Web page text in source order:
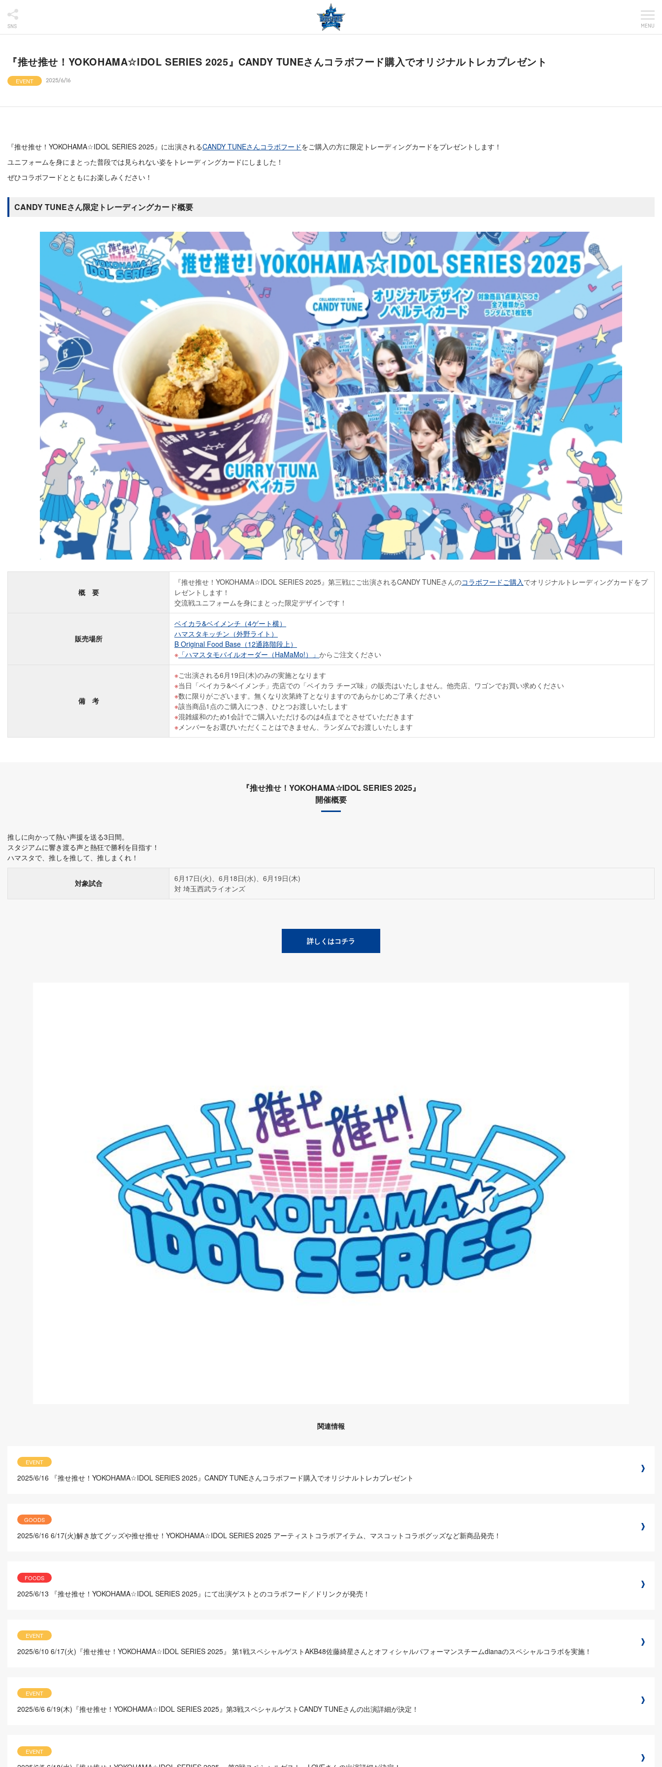
SNS MENU
『推せ推せ！YOKOHAMA☆IDOL SERIES 2025』CANDY TUNEさんコラボフード購入でオリジナルトレカプレゼント
EVENT 2025/6/16
『推せ推せ！YOKOHAMA☆IDOL SERIES 2025』に出演されるCANDY TUNEさんコラボフードをご購入の方に限定トレーディングカードをプレゼントします！
ユニフォームを身にまとった普段では見られない姿をトレーディングカードにしました！
ぜひコラボフードとともにお楽しみください！
CANDY TUNEさん限定トレーディングカード概要
概 要
『推せ推せ！YOKOHAMA☆IDOL SERIES 2025』第三戦にご出演されるCANDY TUNEさんのコラボフードご購入 でオリジナルトレーディングカードをプ
レゼントします！
交流戦ユニフォームを身にまとった限定デザインです！
販売場所
ベイカラ&ベイメンチ（4ゲート横）
ハマスタキッチン（外野ライト）
B Original Food Base（12通路階段上）
「ハマスタモバイルオーダー（HaMaMo!）」 からご注文ください
備 考
ご出演される6月19日(木)のみの実施となります
当日「ベイカラ&ベイメンチ」売店での「ベイカラ チーズ味」の販売はいたしません。他売店、ワゴンでお買い求めください
数に限りがございます。無くなり次第終了となりますのであらかじめご了承ください
該当商品1点のご購入につき、ひとつお渡しいたします
混雑緩和のため1会計でご購入いただけるのは4点までとさせていただきます
メンバーをお選びいただくことはできません、ランダムでお渡しいたします
『推せ推せ！YOKOHAMA☆IDOL SERIES 2025』
開催概要
推しに向かって熱い声援を送る3日間。
スタジアムに響き渡る声と熱狂で勝利を目指す！
ハマスタで、推しを推して、推しまくれ！
対象試合
6月17日(火)、6月18日(水)、6月19日(木)
対 埼玉西武ライオンズ
詳しくはコチラ
関連情報
EVENT
2025/6/16 『推せ推せ！YOKOHAMA☆IDOL SERIES 2025』CANDY TUNEさんコラボフード購入でオリジナルトレカプレゼント
GOODS
2025/6/16 6/17(火)解き放てグッズや推せ推せ！YOKOHAMA☆IDOL SERIES 2025 アーティストコラボアイテム、マスコットコラボグッズなど新商品発売！
FOODS
2025/6/13 『推せ推せ！YOKOHAMA☆IDOL SERIES 2025』にて出演ゲストとのコラボフード／ドリンクが発売！
EVENT
2025/6/10 6/17(火)『推せ推せ！YOKOHAMA☆IDOL SERIES 2025』 第1戦スペシャルゲストAKB48佐藤綺星さんとオフィシャルパフォーマンスチームdianaのスペシャルコラボを実施！
EVENT
2025/6/6 6/19(木)『推せ推せ！YOKOHAMA☆IDOL SERIES 2025』第3戦スペシャルゲストCANDY TUNEさんの出演詳細が決定！
EVENT